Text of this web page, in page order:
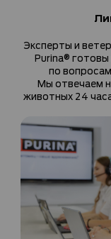
Эксперты и
Purina®
по
Мы отвечаем
животных 24